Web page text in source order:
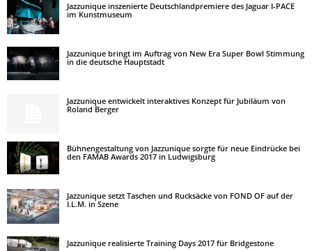
Jazzunique inszenierte Deutschlandpremiere des Jaguar I-PACE
im Kunstmuseum
Jazzunique bringt im Auftrag von New Era Super Bowl Stimmung
in die deutsche Hauptstadt
Jazzunique entwickelt interaktives Konzept für Jubiläum von
Roland Berger
Bühnengestaltung von Jazzunique sorgte für neue Eindrücke bei
den FAMAB Awards 2017 in Ludwigsburg
Jazzunique setzt Taschen und Rucksäcke von FOND OF auf der
I.L.M. in Szene
Jazzunique realisierte Training Days 2017 für Bridgestone